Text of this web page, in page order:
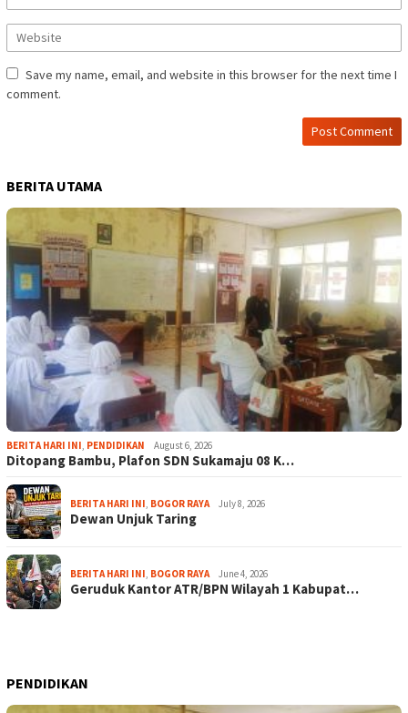
Save my name, email, and website in this browser for the next time I
comment.
BERITA UTAMA
BERITA HARI INI PENDIDIKAN August 6, 2026
Ditopang Bambu, Plafon SDN Sukamaju 08 K…
BERITA HARI INI BOGOR RAYA July 8, 2026
Dewan Unjuk Taring
BERITA HARI INI BOGOR RAYA June 4, 2026
Geruduk Kantor ATR/BPN Wilayah 1 Kabupat…
PENDIDIKAN